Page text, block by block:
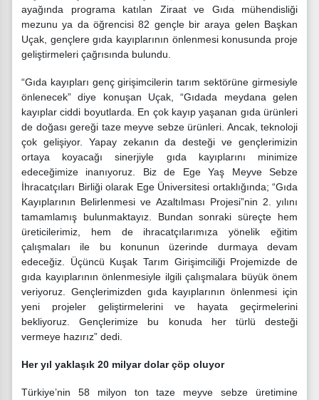
ayağında programa katılan Ziraat ve Gıda mühendisliği
mezunu ya da öğrencisi 82 gençle bir araya gelen Başkan
Uçak, gençlere gıda kayıplarının önlenmesi konusunda proje
geliştirmeleri çağrısında bulundu.
“Gıda kayıpları genç girişimcilerin tarım sektörüne girmesiyle
önlenecek” diye konuşan Uçak, “Gıdada meydana gelen
kayıplar ciddi boyutlarda. En çok kayıp yaşanan gıda ürünleri
de doğası gereği taze meyve sebze ürünleri. Ancak, teknoloji
çok gelişiyor. Yapay zekanın da desteği ve gençlerimizin
ortaya koyacağı sinerjiyle gıda kayıplarını minimize
edeceğimize inanıyoruz. Biz de Ege Yaş Meyve Sebze
İhracatçıları Birliği olarak Ege Üniversitesi ortaklığında; “Gıda
Kayıplarının Belirlenmesi ve Azaltılması Projesi”nin 2. yılını
tamamlamış bulunmaktayız. Bundan sonraki süreçte hem
üreticilerimiz, hem de ihracatçılarımıza yönelik eğitim
çalışmaları ile bu konunun üzerinde durmaya devam
edeceğiz. Üçüncü Kuşak Tarım Girişimciliği Projemizde de
gıda kayıplarının önlenmesiyle ilgili çalışmalara büyük önem
veriyoruz. Gençlerimizden gıda kayıplarının önlenmesi için
yeni projeler geliştirmelerini ve hayata geçirmelerini
bekliyoruz. Gençlerimize bu konuda her türlü desteği
vermeye hazırız” dedi.
Her yıl yaklaşık 20 milyar dolar çöp oluyor
Türkiye’nin 58 milyon ton taze meyve sebze üretimine